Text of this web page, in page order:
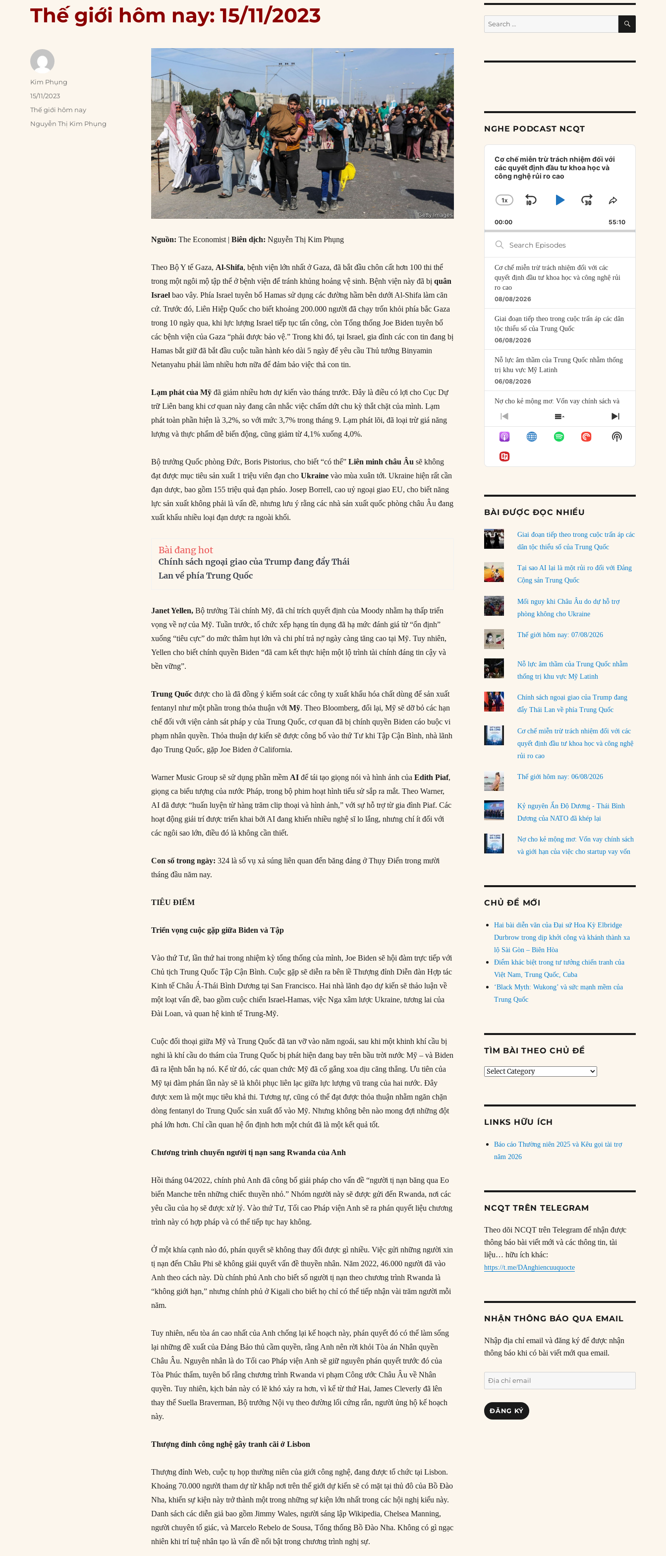
Thế giới hôm nay: 15/11/2023
Nguồn: The Economist |Biên dịch: Nguyễn Thị Kim Phụng
Theo Bộ Y tế Gaza, Al-Shifa, bệnh viện lớn nhất ở Gaza, đã bắt đầu chôn cất hơn 100 thi thể
trong một ngôi mộ tập thể ở bệnh viện để tránh khủng hoảng vệ sinh. Bệnh viện này đã bịquân
Israel bao vây. Phía Israel tuyên bố Hamas sử dụng các đường hầm bên dưới Al-Shifa làm căn
cứ. Trước đó, Liên Hiệp Quốc cho biết khoảng 200.000 người đã chạy trốn khỏi phía bắc Gaza
trong 10 ngày qua, khi lực lượng Israel tiếp tục tấn công, còn Tổng thống Joe Biden tuyên bố
các bệnh viện của Gaza “phải được bảo vệ.” Trong khi đó, tại Israel, gia đình các con tin đang bị
Hamas bắt giữ đã bắt đầu cuộc tuần hành kéo dài 5 ngày để yêu cầu Thủ tướng Binyamin
Netanyahu phải làm nhiều hơn nữa để đảm bảo việc thả con tin.
Lạm phát của Mỹ đã giảm nhiều hơn dự kiến vào tháng trước. Đây là điều có lợi cho Cục Dự
trữ Liên bang khi cơ quan này đang cân nhắc việc chấm dứt chu kỳ thắt chặt của mình. Lạm
phát toàn phần hiện là 3,2%, so với mức 3,7% trong tháng 9. Lạm phát lõi, đã loại trừ giá năng
lượng và thực phẩm dễ biến động, cũng giảm từ 4,1% xuống 4,0%.
Bộ trưởng Quốc phòng Đức, Boris Pistorius, cho biết “có thể”Liên minh châu Âu sẽ không
đạt được mục tiêu sản xuất 1 triệu viên đạn choUkraine vào mùa xuân tới. Ukraine hiện rất cần
đạn dược, bao gồm 155 triệu quả đạn pháo. Josep Borrell, cao uỷ ngoại giao EU, cho biết năng
lực sản xuất không phải là vấn đề, nhưng lưu ý rằng các nhà sản xuất quốc phòng châu Âu đang
xuất khẩu nhiều loại đạn dược ra ngoài khối.
Bài đang hot
Chính sách ngoại giao của Trump đang đẩy Thái
Lan về phía Trung Quốc
Janet Yellen, Bộ trưởng Tài chính Mỹ, đã chỉ trích quyết định của Moody nhằm hạ thấp triển
vọng về nợ của Mỹ. Tuần trước, tổ chức xếp hạng tín dụng đã hạ mức đánh giá từ “ổn định”
xuống “tiêu cực” do mức thâm hụt lớn và chi phí trả nợ ngày càng tăng cao tại Mỹ. Tuy nhiên,
Yellen cho biết chính quyền Biden “đã cam kết thực hiện một lộ trình tài chính đáng tin cậy và
bền vững”.
Trung Quốc được cho là đã đồng ý kiểm soát các công ty xuất khẩu hóa chất dùng để sản xuất
fentanyl như một phần trong thỏa thuận vớiMỹ. Theo Bloomberg, đổi lại, Mỹ sẽ dỡ bỏ các hạn
chế đối với viện cảnh sát pháp y của Trung Quốc, cơ quan đã bị chính quyền Biden cáo buộc vi
phạm nhân quyền. Thỏa thuận dự kiến sẽ được công bố vào thứ Tư khi Tập Cận Bình, nhà lãnh
đạo Trung Quốc, gặp Joe Biden ở California.
Warner Music Group sẽ sử dụng phần mềm AI để tái tạo giọng nói và hình ảnh củaEdith Piaf,
giọng ca biểu tượng của nước Pháp, trong bộ phim hoạt hình tiểu sử sắp ra mắt. Theo Warner,
AI đã được “huấn luyện từ hàng trăm clip thoại và hình ảnh,” với sự hỗ trợ từ gia đình Piaf. Các
hoạt động giải trí được triển khai bởi AI đang khiến nhiều nghệ sĩ lo lắng, nhưng chí ít đối với
các ngôi sao lớn, điều đó là không cần thiết.
Con số trong ngày: 324 là số vụ xả súng liên quan đến băng đảng ở Thụy Điển trong mười
tháng đầu năm nay.
TIÊU ĐIỂM
Triển vọng cuộc gặp giữa Biden và Tập
Vào thứ Tư, lần thứ hai trong nhiệm kỳ tổng thống của mình, Joe Biden sẽ hội đàm trực tiếp với
Chủ tịch Trung Quốc Tập Cận Bình. Cuộc gặp sẽ diễn ra bên lề Thượng đỉnh Diễn đàn Hợp tác
Kinh tế Châu Á-Thái Bình Dương tại San Francisco. Hai nhà lãnh đạo dự kiến sẽ thảo luận về
một loạt vấn đề, bao gồm cuộc chiến Israel-Hamas, việc Nga xâm lược Ukraine, tương lai của
Đài Loan, và quan hệ kinh tế Trung-Mỹ.
Cuộc đối thoại giữa Mỹ và Trung Quốc đã tan vỡ vào năm ngoái, sau khi một khinh khí cầu bị
nghi là khí cầu do thám của Trung Quốc bị phát hiện đang bay trên bầu trời nước Mỹ – và Biden
đã ra lệnh bắn hạ nó. Kể từ đó, các quan chức Mỹ đã cố gắng xoa dịu căng thẳng. Ưu tiên của
Mỹ tại đàm phán lần này sẽ là khôi phục liên lạc giữa lực lượng vũ trang của hai nước. Đây
được xem là một mục tiêu khả thi. Tương tự, cũng có thể đạt được thỏa thuận nhằm ngăn chặn
dòng fentanyl do Trung Quốc sản xuất đổ vào Mỹ. Nhưng không bên nào mong đợi những đột
phá lớn hơn. Chỉ cần quan hệ ổn định hơn một chút đã là một kết quả tốt.
Chương trình chuyển người tị nạn sang Rwanda của Anh
Hồi tháng 04/2022, chính phủ Anh đã công bố giải pháp cho vấn đề “người tị nạn băng qua Eo
biển Manche trên những chiếc thuyền nhỏ.” Nhóm người này sẽ được gửi đến Rwanda, nơi các
yêu cầu của họ sẽ được xử lý. Vào thứ Tư, Tối cao Pháp viện Anh sẽ ra phán quyết liệu chương
trình này có hợp pháp và có thể tiếp tục hay không.
Ở một khía cạnh nào đó, phán quyết sẽ không thay đổi được gì nhiều. Việc gửi những người xin
tị nạn đến Châu Phi sẽ không giải quyết vấn đề thuyền nhân. Năm 2022, 46.000 người đã vào
Anh theo cách này. Dù chính phủ Anh cho biết số người tị nạn theo chương trình Rwanda là
“không giới hạn,” nhưng chính phủ ở Kigali cho biết họ chỉ có thể tiếp nhận vài trăm người mỗi
năm.
Tuy nhiên, nếu tòa án cao nhất của Anh chống lại kế hoạch này, phán quyết đó có thể làm sống
lại những đề xuất của Đảng Bảo thủ cầm quyền, rằng Anh nên rời khỏi Tòa án Nhân quyền
Châu Âu. Nguyên nhân là do Tối cao Pháp viện Anh sẽ giữ nguyên phán quyết trước đó của
Tòa Phúc thẩm, tuyên bố rằng chương trình Rwanda vi phạm Công ước Châu Âu về Nhân
quyền. Tuy nhiên, kịch bản này có lẽ khó xảy ra hơn, vì kể từ thứ Hai, James Cleverly đã lên
thay thế Suella Braverman, Bộ trưởng Nội vụ theo đường lối cứng rắn, người ủng hộ kế hoạch
này.
Thượng đỉnh công nghệ gây tranh cãi ở Lisbon
Thượng đỉnh Web, cuộc tụ họp thường niên của giới công nghệ, đang được tổ chức tại Lisbon.
Khoảng 70.000 người tham dự từ khắp nơi trên thế giới dự kiến sẽ có mặt tại thủ đô của Bồ Đào
Nha, khiến sự kiện này trở thành một trong những sự kiện lớn nhất trong các hội nghị kiểu này.
Danh sách các diễn giả bao gồm Jimmy Wales, người sáng lập Wikipedia, Chelsea Manning,
người chuyên tố giác, và Marcelo Rebelo de Sousa, Tổng thống Bồ Đào Nha. Không có gì ngạc
nhiên khi trí tuệ nhân tạo là vấn đề nổi bật trong chương trình nghị sự.
Author
Kim Phụng
Posted
on
15/11/2023
Categories
Thế giới hôm nay
Tags
Nguyễn Thị Kim Phụng
Search
for:
SEARCH
NGHE PODCAST NCQT
Audio
Player
Cơ chế miễn trừ trách nhiệm đối với
các quyết định đầu tư khoa học và
công nghệ rủi ro cao
CHANGE
RATE
1X
SKIP
BACKWARD
PLAYJUMP
FORWARD
SHARE
EPISODE
00:00 55:10
Search
Episodes
Cơ chế miễn trừ trách nhiệm đối với các
quyết định đầu tư khoa học và công nghệ rủi
ro cao
08/08/2026
Giai đoạn tiếp theo trong cuộc trấn áp các dân
tộc thiểu số của Trung Quốc
06/08/2026
Nỗ lực âm thầm của Trung Quốc nhằm thống
trị khu vực Mỹ Latinh
06/08/2026
Nợ cho kẻ mộng mơ: Vốn vay chính sách và
giới hạn của việc cho startup vay vốn
Mỹ Latinh đang trở thành “phòng thí nghiệm”
của phe cánh hữu mới
04/08/2026
Ngoại trưởng Nhật Bản?
Dương
03/08/2026
Đặt cược vào thất bại: Các quỹ đầu tư mạo
hiểm quốc gia và khía cạnh chính trị của vốn
02/08/2026
Làm thế nào để kết thúc Chiến tranh Iran?
01/08/2026
Chiến lược kế tiếp của Bắc Kinh ở Biển Đông
31/07/2026
LOAD MORE
PREVIOUS
EPISODE
SHOW
EPISODES
LIST
NEXT
EPISODE
Show
Podcast
BÀI ĐƯỢC ĐỌC NHIỀU
Giai đoạn tiếp theo trong cuộc trấn áp các
dân tộc thiểu số của Trung Quốc
Tại sao AI lại là một rủi ro đối với Đảng
Cộng sản Trung Quốc
Mối nguy khi Châu Âu do dự hỗ trợ
phòng không cho Ukraine
Thế giới hôm nay: 07/08/2026
Nỗ lực âm thầm của Trung Quốc nhằm
thống trị khu vực Mỹ Latinh
Chính sách ngoại giao của Trump đang
đẩy Thái Lan về phía Trung Quốc
Cơ chế miễn trừ trách nhiệm đối với các
quyết định đầu tư khoa học và công nghệ
rủi ro cao
Thế giới hôm nay: 06/08/2026
Kỷ nguyên Ấn Độ Dương - Thái Bình
Dương của NATO đã khép lại
Nợ cho kẻ mộng mơ: Vốn vay chính sách
và giới hạn của việc cho startup vay vốn
CHỦ ĐỀ MỚI
Hai bài diễn văn của Đại sứ Hoa Kỳ Elbridge
Durbrow trong dịp khởi công và khánh thành xa
lộ Sài Gòn – Biên Hòa
Điểm khác biệt trong tư tưởng chiến tranh của
Việt Nam, Trung Quốc, Cuba
‘Black Myth: Wukong’ và sức mạnh mềm của
Trung Quốc
TÌM BÀI THEO CHỦ ĐỀ
Tìm
LINKS HỮU ÍCH
Báo cáo Thường niên 2025 và Kêu gọi tài trợ
năm 2026
NCQT TRÊN TELEGRAM
Theo dõi NCQT trên Telegram để nhận được
thông báo bài viết mới và các thông tin, tài
liệu… hữu ích khác:
https://t.me/DAnghiencuuquocte
NHẬN THÔNG BÁO QUA EMAIL
Nhập địa chỉ email và đăng ký để được nhận
thông báo khi có bài viết mới qua email.
Địa
chỉ
email
ĐĂNG KÝ